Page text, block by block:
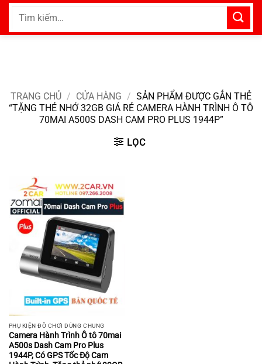
Bỏ
nội
Tìm
TRANG CHỦ / CỬA HÀNG / SẢN PHẨM ĐƯỢC GẮN THẺ
“TẶNG THẺ NHỚ 32GB GIÁ RẺ CAMERA HÀNH TRÌNH Ô TÔ
70MAI A500S DASH CAM PRO PLUS 1944P”
LỌC
PHỤ KIỆN ĐỒ CHƠI DÙNG CHUNG
Camera Hành Trình Ô tô 70mai
A500s Dash Cam Pro Plus
1944P, Có GPS Tốc Độ Cam